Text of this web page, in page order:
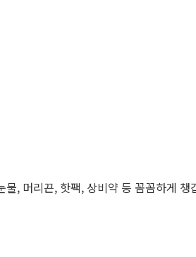
, 머리끈, 핫팩, 상비약 등 꼼꼼하게 챙